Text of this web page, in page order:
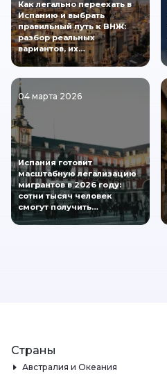
Как легально переехать в
Испанию и выбрать
правильный путь к ВНЖ:
разбор реальных
вариантов, их…
04 марта 2026
Испания готовит
масштабную легализацию
мигрантов в 2026 году:
сотни тысяч человек
смогут получить…
Страны
Австралия и Океания